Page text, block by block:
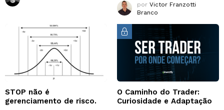
por Victor Franzotti
Branco
STOP não é
gerenciamento de risco.
O Caminho do Trader:
Curiosidade e Adaptação